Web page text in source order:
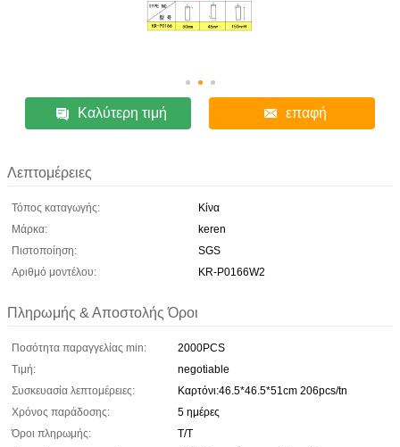
Καλύτερη τιμή επαφή
Λεπτομέρειες
Τόπος καταγωγής:
Κίνα
Μάρκα:
keren
Πιστοποίηση:
SGS
Αριθμό μοντέλου:
KR-P0166W2
Πληρωμής & Αποστολής Όροι
Ποσότητα παραγγελίας min:
2000PCS
Τιμή:
negotiable
Συσκευασία λεπτομέρειες:
Καρτόνι:46.5*46.5*51cm 206pcs/tn
Χρόνος παράδοσης:
5 ημέρες
Όροι πληρωμής:
Τ/Τ